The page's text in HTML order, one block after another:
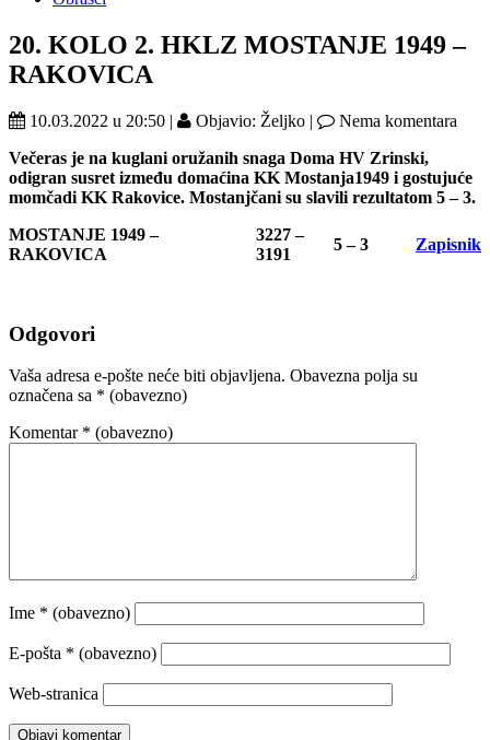
20. KOLO 2. HKLZ MOSTANJE 1949 –
RAKOVICA
10.03.2022 u 20:50 | Objavio: Željko |
Nema komentara
Večeras je na kuglani oružanih snaga Doma HV Zrinski,
odigran susret između domaćina KK Mostanja1949 i gostujuće
momčadi KK Rakovice. Mostanjčani su slavili rezultatom 5 – 3.
MOSTANJE 1949 –
RAKOVICA
3227 –
3191
5 – 3 Zapisnik
Odgovori
Vaša adresa e-pošte neće biti objavljena. Obavezna polja su
označena sa * (obavezno)
Komentar * (obavezno)
Ime * (obavezno)
E-pošta * (obavezno)
Web-stranica